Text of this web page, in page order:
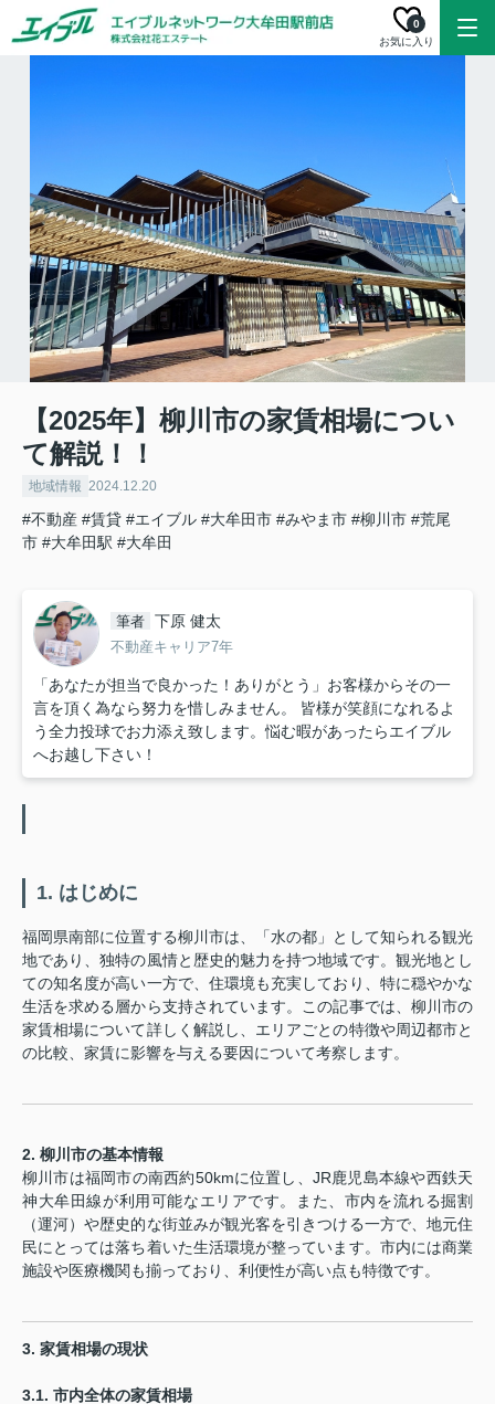
お気に入り
0
【2025年】柳川市の家賃相場につい
て解説！！
地域情報 2024.12.20
#不動産 #賃貸 #エイブル #大牟田市 #みやま市 #柳川市 #荒尾
市 #大牟田駅 #大牟田
筆者 下原 健太
不動産キャリア7年
「あなたが担当で良かった！ありがとう」お客様からその一
言を頂く為なら努力を惜しみません。 皆様が笑顔になれるよ
う全力投球でお力添え致します。悩む暇があったらエイブル
へお越し下さい！
1. はじめに
福岡県南部に位置する柳川市は、「水の都」として知られる観光
地であり、独特の風情と歴史的魅力を持つ地域です。観光地とし
ての知名度が高い一方で、住環境も充実しており、特に穏やかな
生活を求める層から支持されています。この記事では、柳川市の
家賃相場について詳しく解説し、エリアごとの特徴や周辺都市と
の比較、家賃に影響を与える要因について考察します。
2. 柳川市の基本情報
柳川市は福岡市の南西約50kmに位置し、JR鹿児島本線や西鉄天
神大牟田線が利用可能なエリアです。また、市内を流れる掘割
（運河）や歴史的な街並みが観光客を引きつける一方で、地元住
民にとっては落ち着いた生活環境が整っています。市内には商業
施設や医療機関も揃っており、利便性が高い点も特徴です。
3. 家賃相場の現状
3.1. 市内全体の家賃相場